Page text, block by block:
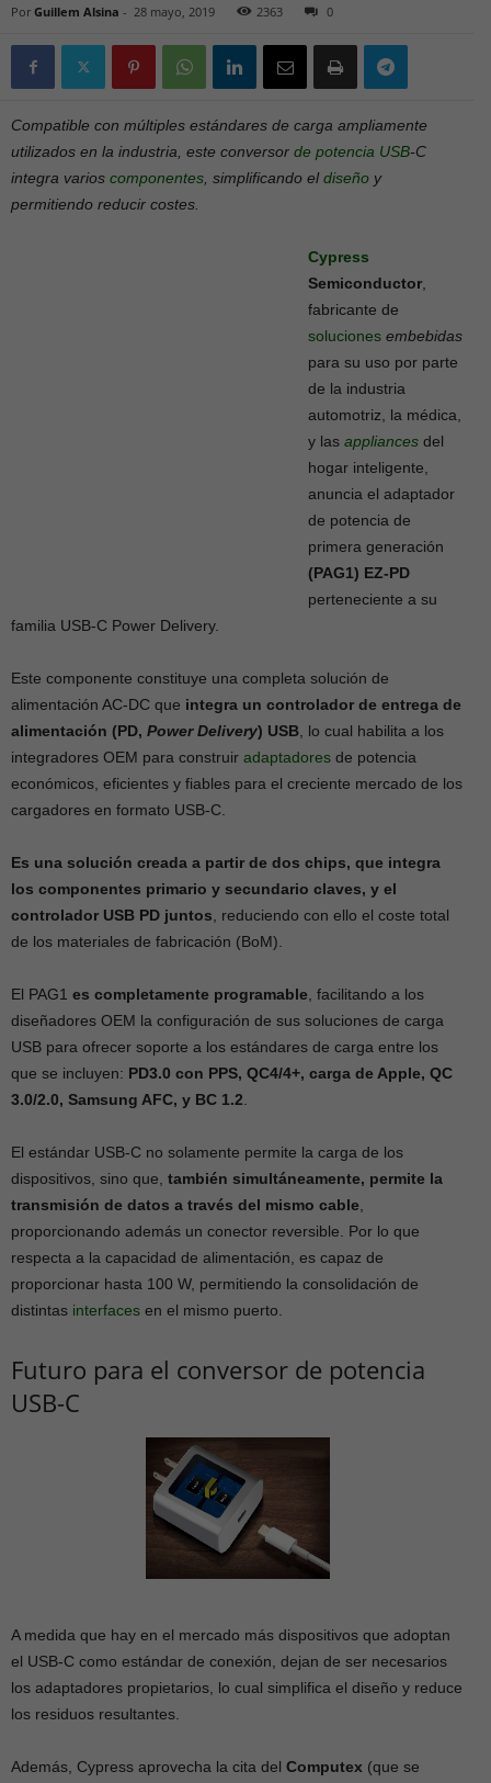
Por Guillem Alsina - 28 mayo, 2019 2363 0
Compatible con múltiples estándares de carga ampliamente
utilizados en la industria, este conversor de potencia USB-C
integra varios componentes , simplificando eldiseño y
permitiendo reducir costes.
Cypress
Semiconductor
fabricante de
soluciones embebidas
para su uso por parte
de la industria
automotriz, la médica,
y las appliances del
hogar inteligente,
anuncia el adaptador
de potencia de
primera generación
(PAG1) EZ-PD
perteneciente a su
familia USB-C Power Delivery.
Este componente constituye una completa solución de
alimentación AC-DC que integra un controlador de entrega de
alimentación (PD, Power Delivery) USB , lo cual habilita a los
integradores OEM para construir adaptadores de potencia
económicos, eficientes y fiables para el creciente mercado de los
cargadores en formato USB-C.
Es una solución creada a partir de dos chips, que integra
los componentes primario y secundario claves, y el
controlador USB PD juntos , reduciendo con ello el coste total
de los materiales de fabricación (BoM).
El PAG1 es completamente programable , facilitando a los
diseñadores OEM la configuración de sus soluciones de carga
USB para ofrecer soporte a los estándares de carga entre los
que se incluyen: PD3.0 con PPS, QC4/4+, carga de Apple, QC
3.0/2.0, Samsung AFC, y BC 1.2
El estándar USB-C no solamente permite la carga de los
dispositivos, sino que, también simultáneamente, permite la
transmisión de datos a través del mismo cable
proporcionando además un conector reversible. Por lo que
respecta a la capacidad de alimentación, es capaz de
proporcionar hasta 100 W, permitiendo la consolidación de
distintas interfaces en el mismo puerto.
Futuro para el conversor de potencia
USB-C
A medida que hay en el mercado más dispositivos que adoptan
el USB-C como estándar de conexión, dejan de ser necesarios
los adaptadores propietarios, lo cual simplifica el diseño y reduce
los residuos resultantes.
Además, Cypress aprovecha la cita del Computex (que se